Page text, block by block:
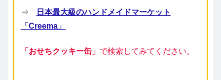
⇒
日本最大級のハンドメイドマーケット
「Creema」
「おせちクッキー缶」 で検索してみてください。